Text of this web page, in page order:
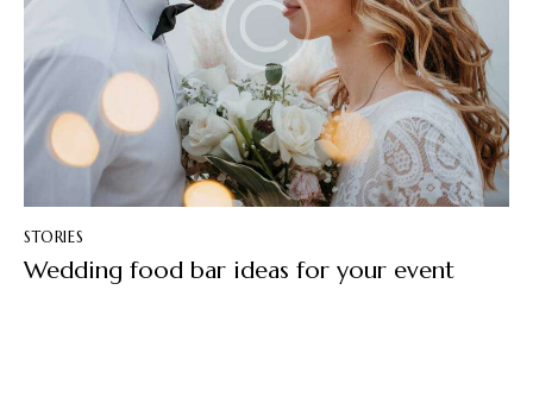
STORIES
Wedding food bar ideas for your event